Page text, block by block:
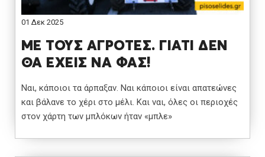
01 Δεκ 2025
ΜΕ ΤΟΥΣ ΑΓΡΟΤΕΣ. ΓΙΑΤΙ ΔΕΝ
ΘΑ ΕΧΕΙΣ ΝΑ ΦΑΣ!
Ναι, κάποιοι τα άρπαξαν. Ναι κάποιοι είναι απατεώνες
και βάλανε το χέρι στο μέλι. Και ναι, όλες οι περιοχές
στον χάρτη των μπλόκων ήταν «μπλε»